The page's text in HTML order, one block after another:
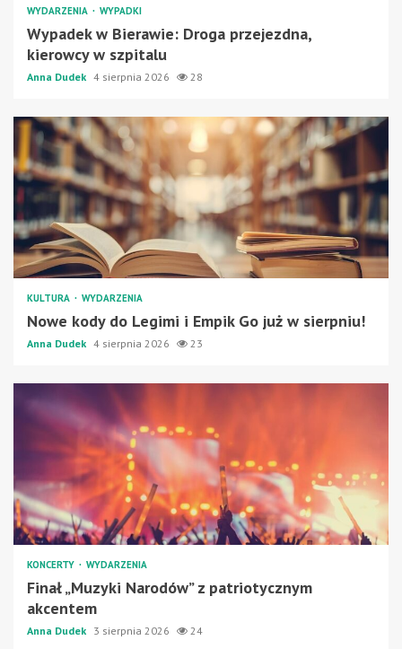
WYDARZENIA WYPADKI
Wypadek w Bierawie: Droga przejezdna,
kierowcy w szpitalu
Anna Dudek 4 sierpnia 2026 28
KULTURA WYDARZENIA
Nowe kody do Legimi i Empik Go już w sierpniu!
Anna Dudek 4 sierpnia 2026 23
KONCERTY WYDARZENIA
Finał „Muzyki Narodów” z patriotycznym
akcentem
Anna Dudek 3 sierpnia 2026 24